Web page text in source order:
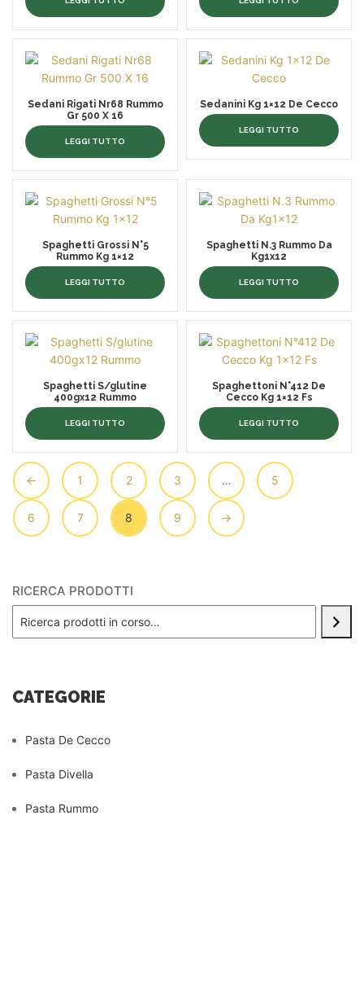
Sedani Rigati Nr68 Rummo
Gr 500 X 16
LEGGI TUTTO
Sedanini Kg 1×12 De Cecco
LEGGI TUTTO
Spaghetti Grossi N°5
Rummo Kg 1×12
LEGGI TUTTO
Spaghetti N.3 Rummo Da
Kg1x12
LEGGI TUTTO
Spaghetti S/glutine
400gx12 Rummo
LEGGI TUTTO
Spaghettoni N°412 De
Cecco Kg 1×12 Fs
LEGGI TUTTO
← 1 2 3 … 5
6 7 8 9 →
RICERCA PRODOTTI
CATEGORIE
Pasta De Cecco
Pasta Divella
Pasta Rummo